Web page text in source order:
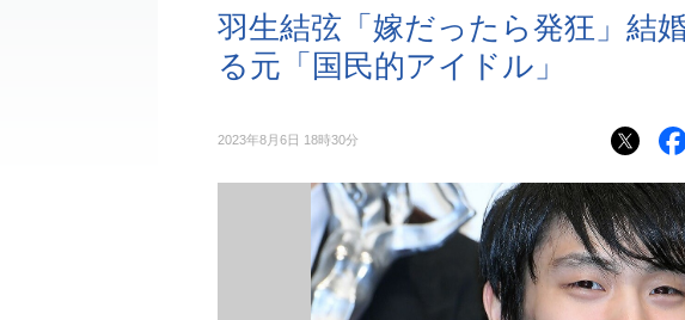
羽生結弦「嫁だったら発狂」結
る元「国民的アイドル」
2023年8月6日 18時30分